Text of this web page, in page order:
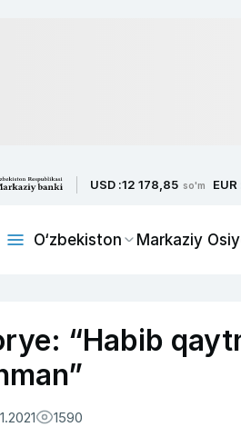
USD :12 178,85 so'm EUR
O‘zbekiston Markaziy
“Habib
1590